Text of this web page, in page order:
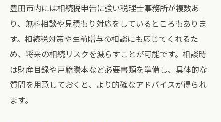
豊田市内には相続税申告に強い税理士事務所が複数あ
り、無料相談や見積もり対応をしているところもありま
す。相続税対策や生前贈与の相談にも応じてくれるた
め、将来の相続リスクを減らすことが可能です。相談時
は財産目録や戸籍謄本など必要書類を準備し、具体的な
質問を用意しておくと、より的確なアドバイスが得られ
ます。